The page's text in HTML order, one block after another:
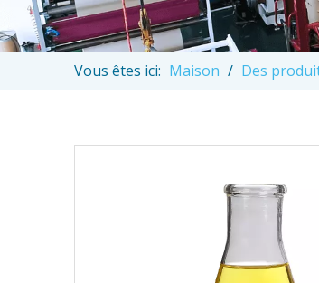
Vous êtes ici: Maison / Des